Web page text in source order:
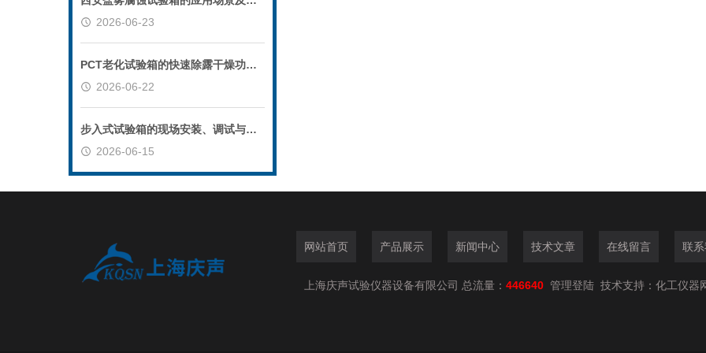
2026-06-23
PCT老化试验箱的快速除露干燥功能设计与实现
2026-06-22
步入式试验箱的现场安装、调试与验收流程详解
2026-06-15
网站首页 产品展示 新闻中心 技术文章 在线留言 联
上海庆声试验仪器设备有限公司 总流量： 446640 管理登陆 技术支持： 化工仪器